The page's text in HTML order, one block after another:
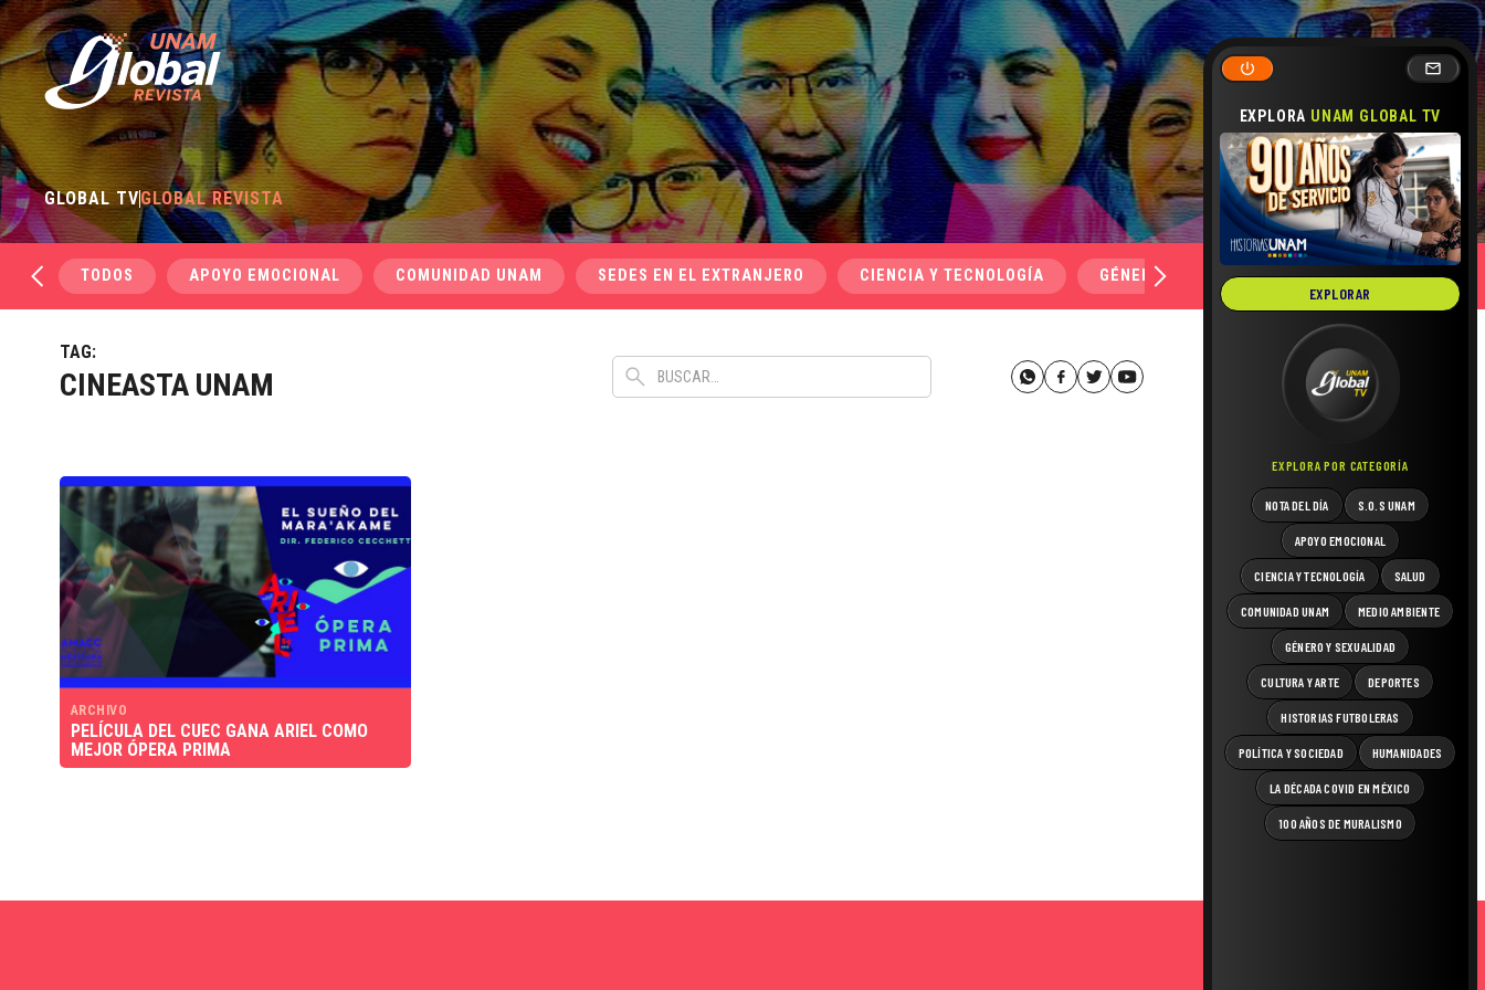
EXPLORA UNAM GLOBAL TV
EXPLORAR
EXPLORA POR CATEGORÍA
NOTA DEL DÍA S.O.S UNAM
APOYO EMOCIONAL
CIENCIA Y TECNOLOGÍA SALUD
COMUNIDAD UNAM MEDIO AMBIENTE
GÉNERO Y SEXUALIDAD
CULTURA Y ARTE DEPORTES
HISTORIAS FUTBOLERAS
POLÍTICA Y SOCIEDAD HUMANIDADES
LA DÉCADA COVID EN MÉXICO
100 AÑOS DE MURALISMO
GLOBAL TVGLOBAL REVISTA
TODOS APOYO EMOCIONAL COMUNIDAD UNAM SEDES EN EL EXTRANJERO CIENCIA Y TECNOLOGÍA GÉNERO Y SEXUALIDAD SALUD
TAG:
CINEASTA UNAM
ARCHIVO
PELÍCULA DEL CUEC GANA ARIEL COMO
MEJOR ÓPERA PRIMA